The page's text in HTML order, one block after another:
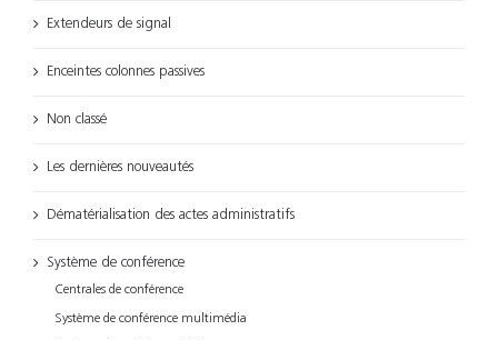
Extendeurs de signal
Enceintes colonnes passives
Non classé
Les dernières nouveautés
Dématérialisation des actes administratifs
Système de conférence
Centrales de conférence
Système de conférence multimédia